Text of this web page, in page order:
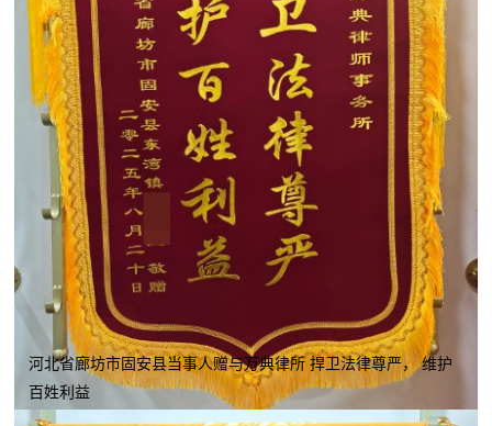
河北省廊坊市固安县当事人赠与万典律所 捍卫法律尊严， 维护
百姓利益